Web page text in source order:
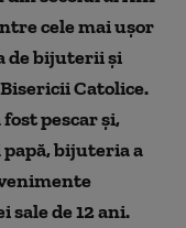
cele mai ușor
de bijuterii și
Catolice.
pescar și,
bijuteria a
de 12 ani.